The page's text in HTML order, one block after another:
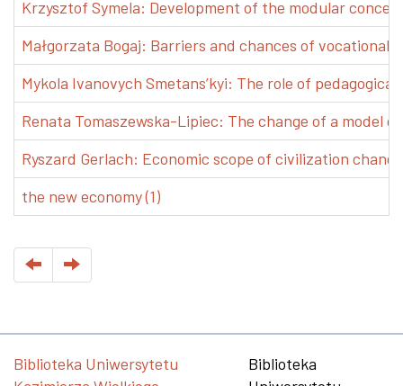
Krzysztof Symela: Development of the modular
Małgorzata Bogaj: Barriers and chances of vocational
Mykola Ivanovych Smetans’kyi: The role of
Renata Tomaszewska-Lipiec: The change of a model
Ryszard Gerlach: Economic scope of civilization
the new economy (1)
Biblioteka Uniwersytetu
Biblioteka